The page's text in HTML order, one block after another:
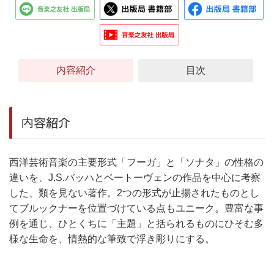
内容紹介 目次
内容紹介
西洋芸術音楽の主要形式「フーガ」と「ソナタ」の性格の
違いを、J.S.バッハとベートーヴェンの作品を中心に考察
した、類を見ない著作。2つの形式が止揚されたものとし
てブルックナーを位置づけている点もユニーク。豊富な事
例を通じ、ひとくちに「主題」と括られるものにひそむ多
様な生命を、情熱的な筆致で浮き彫りにする。